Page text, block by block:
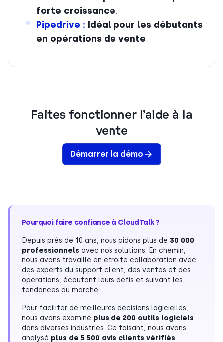
forte croissance.
Pipedrive : Idéal pour les débutants
en opérations de vente
Faites fonctionner l’aide à la
vente
Démarrer la démo
Pourquoi faire confiance à CloudTalk ?
Depuis près de 10 ans, nous aidons plus de 30 000
professionnels avec nos solutions. En chemin,
nous avons travaillé en étroite collaboration avec
des experts du support client, des ventes et des
opérations, écoutant leurs défis et suivant les
tendances du marché.
Pour faciliter de meilleures décisions logicielles,
nous avons examiné plus de 200 outils logiciels
dans diverses industries. Ce faisant, nous avons
analysé plus de 5 500 avis clients vérifiés